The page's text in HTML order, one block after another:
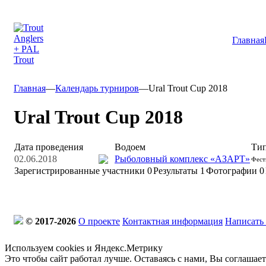
Главная
Главная—Календарь турниров—Ural Trout Cup 2018
Ural Trout Cup 2018
Дата проведения Водоем
02.06.2018
Рыболовный комплекс «АЗАРТ»
Зарегистрированные участники 0Результаты 1 Фотографии 0
© 2017-2026 О проекте Контактная информация
Используем cookies и Яндекс.Метрику
Это чтобы сайт работал лучше. Оставаясь с нами, Вы